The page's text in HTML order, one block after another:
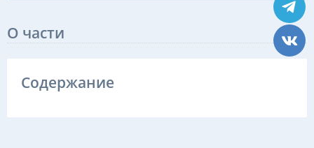
О части
Содержание